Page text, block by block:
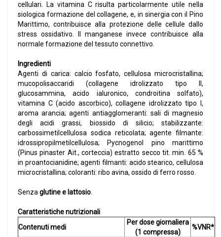
cellulari. La vitamina C risulta particolarmente utile nella
siologica formazione del collagene, e, in sinergia con il Pino
Marittimo, contribuisce alla protezione delle cellule dallo
stress ossidativo. Il manganese invece contribuisce alla
normale formazione del tessuto connettivo.
Ingredienti
Agenti di carica: calcio fosfato, cellulosa microcristallina;
mucopolisaccaridi (collagene idrolizzato tipo II,
glucosammina, acido ialuronico, condroitina solfato),
vitamina C (acido ascorbico), collagene idrolizzato tipo I,
aroma arancia; agenti antiagglomeranti: sali di magnesio
degli acidi grassi, biossido di silicio; stabilizzante:
carbossimetilcellulosa sodica reticolata; agente filmante:
idrossipropilmetilcellulosa; Pycnogenol pino marittimo
(Pinus pinaster Ait., corteccia) estratto secco tit. min. 65 %
in proantocianidine; agenti filmanti: acido stearico, cellulosa
microcristallina; coloranti: ribo avina, ossido di ferro rosso.
Senzaglutine e lattosio.
Caratteristiche nutrizionali
Contenuti medi
Per dose giornaliera
(1 compressa)
%VNR*